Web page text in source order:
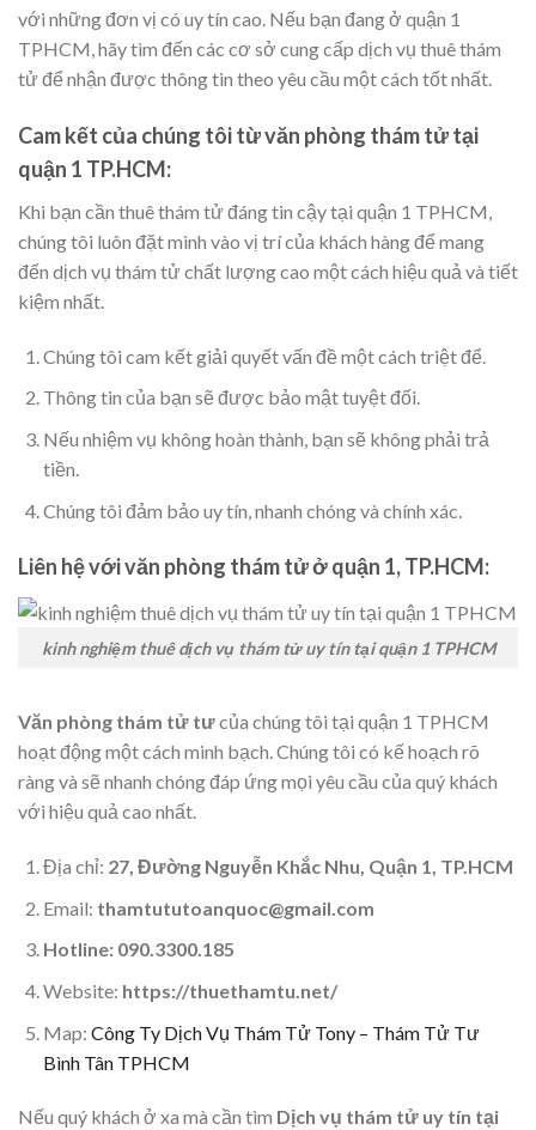
với những đơn vị có uy tín cao. Nếu bạn đang ở quận 1
TPHCM, hãy tìm đến các cơ sở cung cấp dịch vụ thuê thám
tử để nhận được thông tin theo yêu cầu một cách tốt nhất.
Cam kết của chúng tôi từ văn phòng thám tử tại
quận 1 TP.HCM:
Khi bạn cần thuê thám tử đáng tin cậy tại quận 1 TPHCM,
chúng tôi luôn đặt mình vào vị trí của khách hàng để mang
đến dịch vụ thám tử chất lượng cao một cách hiệu quả và tiết
kiệm nhất.
Chúng tôi cam kết giải quyết vấn đề một cách triệt để.
Thông tin của bạn sẽ được bảo mật tuyệt đối.
Nếu nhiệm vụ không hoàn thành, bạn sẽ không phải trả
tiền.
Chúng tôi đảm bảo uy tín, nhanh chóng và chính xác.
Liên hệ với văn phòng thám tử ở quận 1, TP.HCM:
kinh nghiệm thuê dịch vụ thám tử uy tín tại quận 1 TPHCM
Văn phòng thám tử tưcủa chúng tôi tại quận 1 TPHCM
hoạt động một cách minh bạch. Chúng tôi có kế hoạch rõ
ràng và sẽ nhanh chóng đáp ứng mọi yêu cầu của quý khách
với hiệu quả cao nhất.
Địa chỉ: 27, Đường Nguyễn Khắc Nhu, Quận 1, TP.HCM
Email: thamtututoanquoc@gmail.com
Hotline: 090.3300.185
Website: https://thuethamtu.net/
Map: Công Ty Dịch Vụ Thám Tử Tony – Thám Tử Tư
Bình Tân TPHCM
Nếu quý khách ở xa mà cần tìm Dịch vụ thám tử uy tín tại